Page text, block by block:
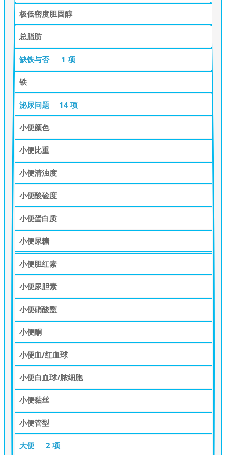
极低密度胆固醇
总脂肪
缺铁与否 1 项
铁
泌尿问题 14 项
小便颜色
小便比重
小便清浊度
小便酸硷度
小便蛋白质
小便尿糖
小便胆红素
小便尿胆素
小便硝酸盬
小便酮
小便血/红血球
小便白血球/脓细胞
小便黏丝
小便管型
大便 2 项